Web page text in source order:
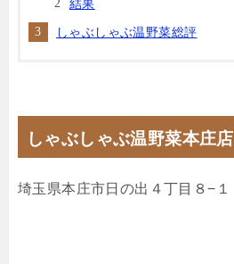
結果
しゃぶしゃぶ温野菜総評
しゃぶしゃぶ温野菜本庄店
埼玉県本庄市日の出４丁目８−１